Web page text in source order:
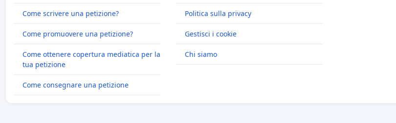
Come scrivere una petizione?
Come promuovere una petizione?
Come ottenere copertura mediatica per la
tua petizione
Come consegnare una petizione
Politica sulla privacy
Gestisci i cookie
Chi siamo